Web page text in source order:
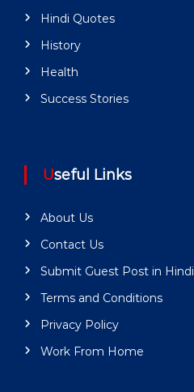
Hindi Quotes
History
Health
Success Stories
Useful Links
About Us
Contact Us
Submit Guest Post in Hindi
Terms and Conditions
Privacy Policy
Work From Home